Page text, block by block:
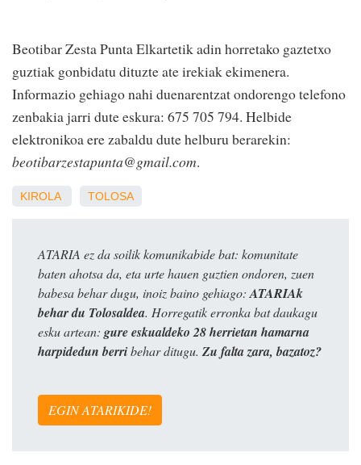
Beotibar Zesta Punta Elkartetik adin horretako gaztetxo
guztiak gonbidatu dituzte ate irekiak ekimenera.
Informazio gehiago nahi duenarentzat ondorengo telefono
zenbakia jarri dute eskura: 675 705 794. Helbide
elektronikoa ere zabaldu dute helburu berarekin:
beotibarzestapunta@gmail.com.
KIROLA TOLOSA
ATARIA ez da soilik komunikabide bat: komunitate
baten ahotsa da, eta urte hauen guztien ondoren, zuen
babesa behar dugu, inoiz baino gehiago: ATARIAk
behar du Tolosaldea. Horregatik erronka bat daukagu
esku artean: gure eskualdeko 28 herrietan hamarna
harpidedun berribehar ditugu. Zu falta zara, bazatoz?
EGIN ATARIKIDE!